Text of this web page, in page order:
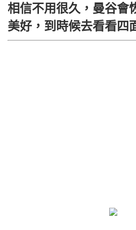
相信不用很久，曼谷會
美好，到時候去看看四